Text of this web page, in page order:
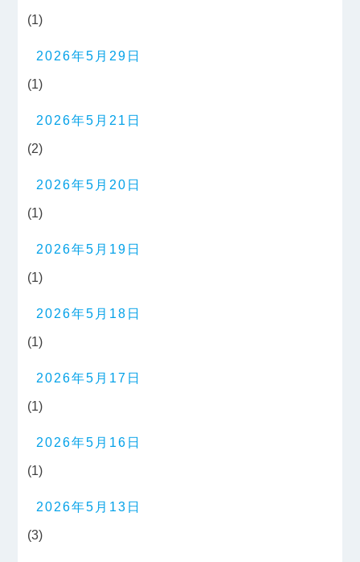
(1)
2026年5月29日
(1)
2026年5月21日
(2)
2026年5月20日
(1)
2026年5月19日
(1)
2026年5月18日
(1)
2026年5月17日
(1)
2026年5月16日
(1)
2026年5月13日
(3)